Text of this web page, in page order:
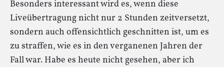
Besonders interessant wird es, wenn diese
Liveübertragung nicht nur 2 Stunden zeitversetzt,
sondern auch offensichtlich geschnitten ist, um es
zu straffen, wie es in den verganenen Jahren der
Fall war. Habe es heute nicht gesehen, aber ich